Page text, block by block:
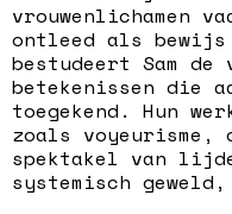
vrouwenlichamen
ontleed als
bestudeert Sam de
betekenissen die
toegekend. Hun
zoals
spektakel van
systemisch